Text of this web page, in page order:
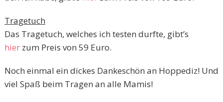
Tragetuch
Das Tragetuch, welches ich testen durfte, gibt’s
hierzum Preis von 59 Euro.
Noch einmal ein dickes Dankeschön an Hoppediz! Und
viel Spaß beim Tragen an alle Mamis!